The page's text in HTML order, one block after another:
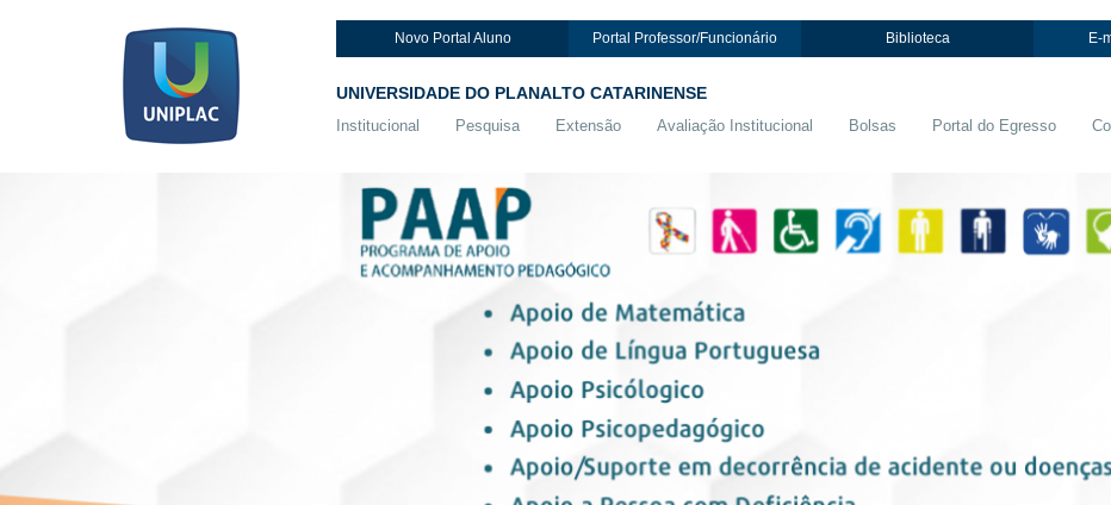
Novo Portal Aluno Portal Professor/Funcionário Biblioteca E-
UNIVERSIDADE DO PLANALTO CATARINENSE
Institucional Pesquisa Extensão Avaliação Institucional Bolsas Portal do Egresso